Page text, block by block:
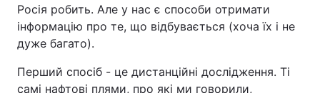
Росія робить. Але у нас є способи отримати
інформацію про те, що відбувається (хоча їх і не
дуже багато).
Перший спосіб - це дистанційні дослідження. Ті
самі нафтові плями, про які ми говорили,